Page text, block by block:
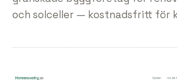
och solceller — kostnadsfritt för